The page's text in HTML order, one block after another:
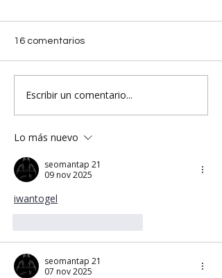
16 comentarios
Escribir un comentario...
Lo más nuevo
seomantap 21
09 nov 2025
iwantogel
seomantap 21
07 nov 2025